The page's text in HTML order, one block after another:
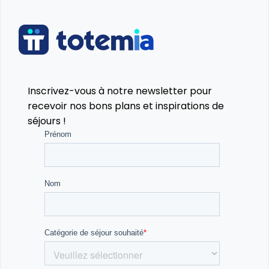
Jour 4 : Québec - Exploration de la ville fortifiée 🏰
d’Amérique du Nord. Promène-toi dans les rues de la
Basse Ville et découvre l'histoire de cette ville
emblématique.
symbole de la ville, et profite de ses vues incroyables
sur la ville et le fleuve.
Chute Montmorency : Ne manque pas la visite de la
Chute Montmorency, la plus haute cascade du
Québec, qui prend un aspect magique et gelé en
hiver. C'est un spectacle incontournable !
Inscrivez-vous à notre newsletter pour
recevoir nos bons plans et inspirations de
séjours !